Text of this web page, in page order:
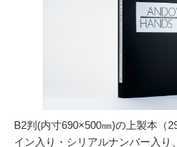
B2判(内⼨690×500㎜)の上製本（
イン⼊り・シリアルナンバー⼊り